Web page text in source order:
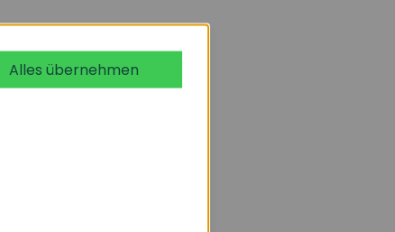
Alles übernehmen